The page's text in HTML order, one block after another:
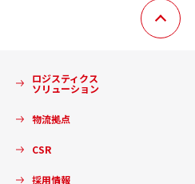
ロジスティクス
ソリューション
物流拠点
CSR
採用情報